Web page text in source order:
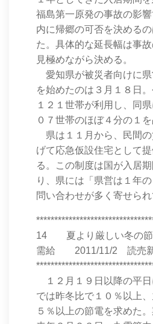
福島第一原発の事故の影
内に帰郷の可否を決める
た。具体的な延長幅は事
見極めながら決める。
愛知県が被災者向けに
を始めたのは３月１８日。
１２１世帯が利用し、同
０７世帯のほぼ４分の１を
県は１１月から、民間の
げて応急仮設住宅として
る。この制度は国が入居
り、県には「県営は１年
問い合わせが多く寄せられ
14 夏より厳しい冬の節
需給 2011/11/2 読売
１２月１９日以降の平日
では昨冬比で１０％以上
５％以上の節電を求めた